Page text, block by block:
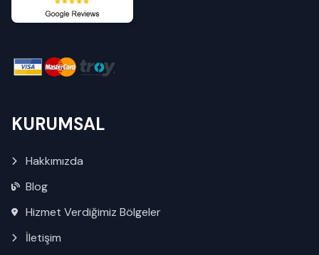
KURUMSAL
Hakkımızda
Blog
Hizmet Verdiğimiz Bölgeler
İletişim